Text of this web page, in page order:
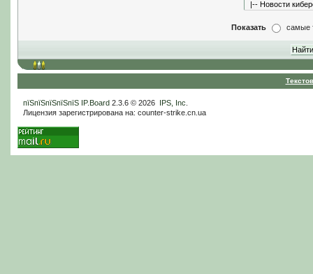
Показать самые
пїЅпїЅпїЅпїЅпїЅ IP.Board2.3.6 © 2026 IPS, Inc
Лицензия зарегистрирована на: counter-strike.cn.ua